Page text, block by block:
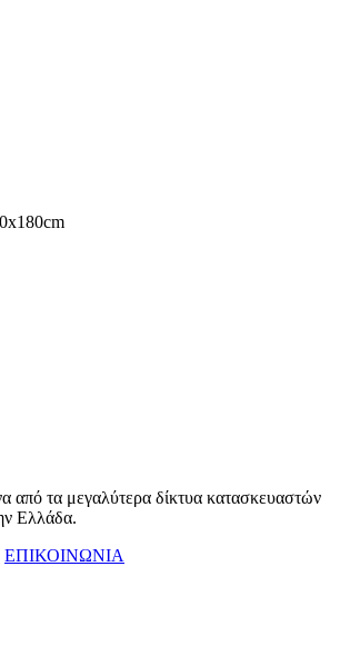
από τα μεγαλύτερα δίκτυα κατασκευαστών
Ελλάδα.
ΕΠΙΚΟΙΝΩΝΙΑ